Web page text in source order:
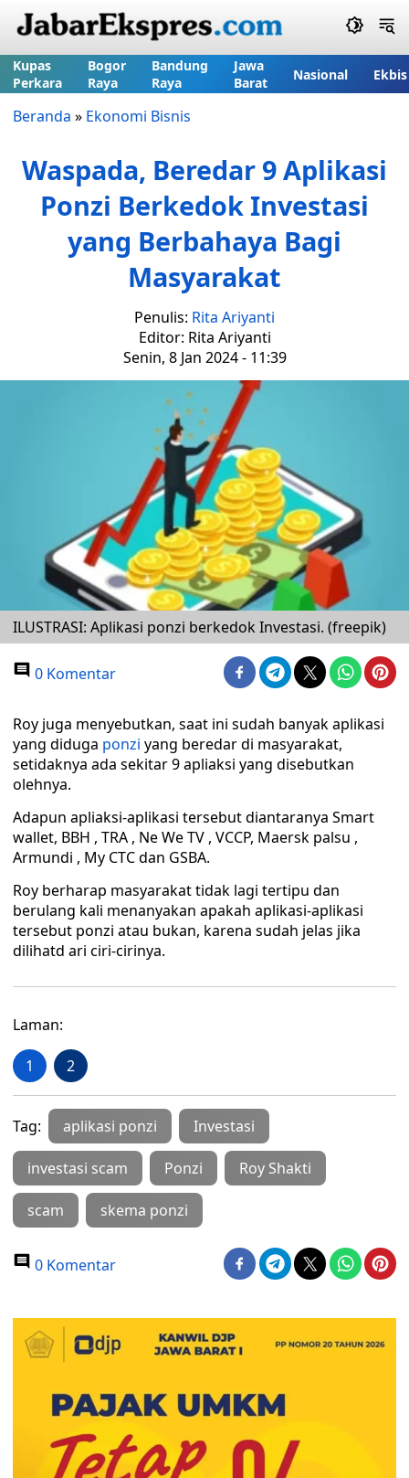
Kupas
Perkara
Bogor
Raya
Bandung
Raya
Jawa
Barat
Nasional Ekbis
Beranda » Ekonomi Bisnis
Waspada, Beredar 9 Aplikasi
Ponzi Berkedok Investasi
yang Berbahaya Bagi
Masyarakat
Penulis: Rita Ariyanti
Editor: Rita Ariyanti
Senin, 8 Jan 2024 - 11:39
ILUSTRASI: Aplikasi ponzi berkedok Investasi. (freepik)
0 Komentar
Roy juga menyebutkan, saat ini sudah banyak aplikasi
yang diduga ponzi yang beredar di masyarakat,
setidaknya ada sekitar 9 apliaksi yang disebutkan
olehnya.
Adapun apliaksi-aplikasi tersebut diantaranya Smart
wallet, BBH , TRA , Ne We TV , VCCP, Maersk palsu ,
Armundi , My CTC dan GSBA.
Roy berharap masyarakat tidak lagi tertipu dan
berulang kali menanyakan apakah aplikasi-aplikasi
tersebut ponzi atau bukan, karena sudah jelas jika
dilihatd ari ciri-cirinya.
Laman:
1 2
Tag: aplikasi ponzi Investasi
investasi scam Ponzi Roy Shakti
scam skema ponzi
0 Komentar